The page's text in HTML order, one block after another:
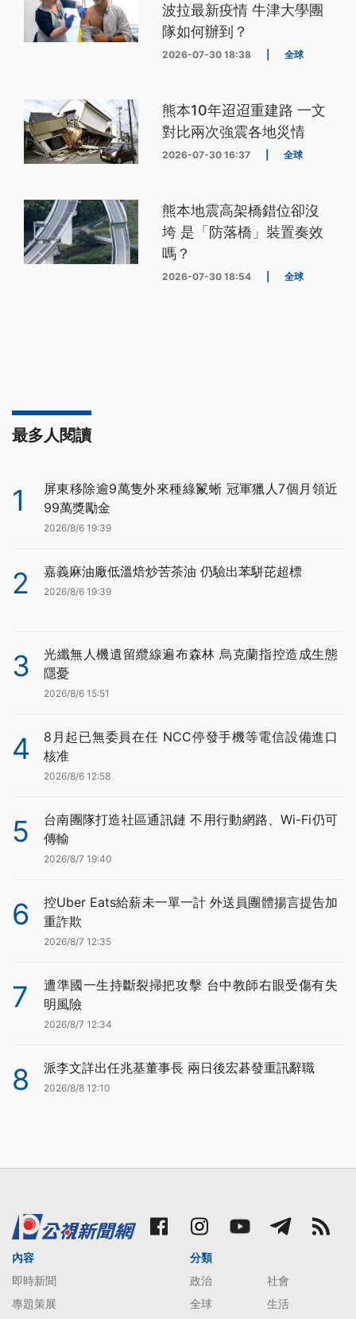
波拉最新疫情 牛津大學團
隊如何辦到？
2026-07-30 18:38 全球
熊本10年迢迢重建路 一文
對比兩次強震各地災情
2026-07-30 16:37 全球
熊本地震高架橋錯位卻沒
垮 是「防落橋」裝置奏效
嗎？
2026-07-30 18:54 全球
最多人閱讀
1
屏東移除逾9萬隻外來種綠鬣蜥 冠軍獵人7個月領近
99萬獎勵金
2026/8/6 19:39
2 嘉義麻油廠低溫焙炒苦茶油 仍驗出苯駢芘超標
2026/8/6 19:39
3
光纖無人機遺留纜線遍布森林 烏克蘭指控造成生態
隱憂
2026/8/6 15:51
4
8月起已無委員在任 NCC停發手機等電信設備進口
核准
2026/8/6 12:58
5
台南團隊打造社區通訊鏈 不用行動網路、Wi-Fi仍可
傳輸
2026/8/7 19:40
6
控Uber Eats給薪未一單一計 外送員團體揚言提告加
重詐欺
2026/8/7 12:35
7
遭準國一生持斷裂掃把攻擊 台中教師右眼受傷有失
明風險
2026/8/7 12:34
8 派李文詳出任兆基董事長 兩日後宏碁發重訊辭職
2026/8/8 12:10
內容
即時新聞
專題策展
分類
政治
社會
全球
生活